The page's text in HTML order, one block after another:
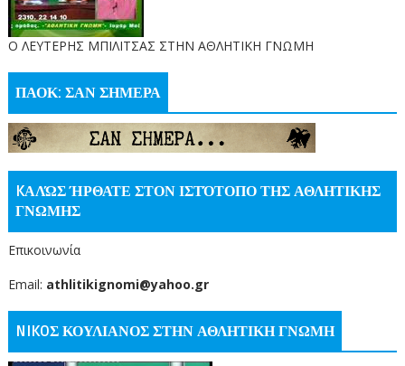
O ΛΕΥΤΕΡΗΣ ΜΠΙΛΙΤΣΑΣ ΣΤΗΝ ΑΘΛΗΤΙΚΗ ΓΝΩΜΗ
ΠΑΟΚ: ΣΑΝ ΣΗΜΕΡΑ
KΑΛΏΣ ΉΡΘΑΤΕ ΣΤΟΝ ΙΣΤΌΤΟΠΟ ΤΗΣ ΑΘΛΗΤΙΚΗΣ
ΓΝΩΜΗΣ
Επικοινωνία
Email: athlitikignomi@yahoo.gr
NIKOΣ ΚΟΥΛΙΑΝΟΣ ΣΤΗΝ ΑΘΛΗΤΙΚΗ ΓΝΩΜΗ